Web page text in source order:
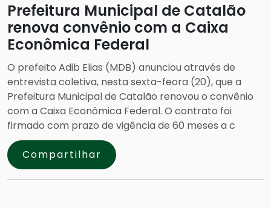
Prefeitura Municipal de Catalão
renova convênio com a Caixa
Econômica Federal
O prefeito Adib Elias (MDB) anunciou através de
entrevista coletiva, nesta sexta-feora (20), que a
Prefeitura Municipal de Catalão renovou o convênio
com a Caixa Econômica Federal. O contrato foi
firmado com prazo de vigência de 60 meses a c
Compartilhar